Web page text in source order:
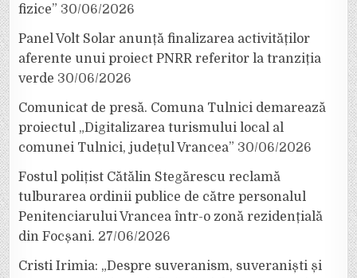
fizice” 30/06/2026
Panel Volt Solar anunță finalizarea activităților
aferente unui proiect PNRR referitor la tranziția
verde 30/06/2026
Comunicat de presă. Comuna Tulnici demarează
proiectul „Digitalizarea turismului local al
comunei Tulnici, județul Vrancea” 30/06/2026
Fostul polițist Cătălin Stegărescu reclamă
tulburarea ordinii publice de către personalul
Penitenciarului Vrancea într-o zonă rezidențială
din Focșani. 27/06/2026
Cristi Irimia: „Despre suveranism, suveraniști și